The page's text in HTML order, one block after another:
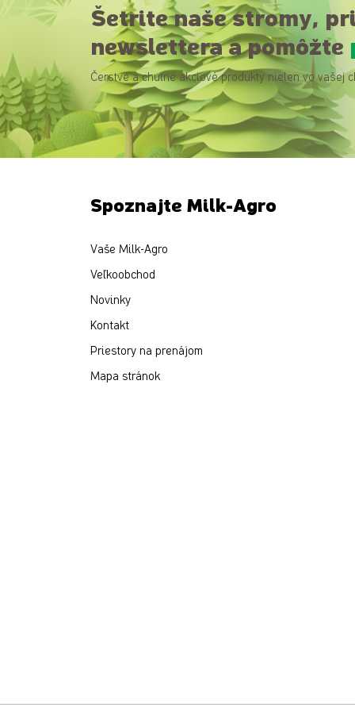
Šetrite naše stromy,
newslettera a pomôžte
Čerstvé a chutné akciové produkty nielen vo vašej
Spoznajte Milk-Agro
Vaše Milk-Agro
Veľkoobchod
Novinky
Kontakt
Priestory na prenájom
Mapa stránok